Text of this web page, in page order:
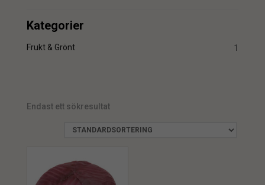
Kategorier
Frukt & Grönt 1
Endast ett sökresultat